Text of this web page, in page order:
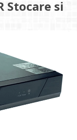
Stocare si